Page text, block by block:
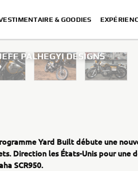
& GOODIES
PALHEGYI DESIGNS
Yard Built débute une
Direction les États-Unis pour une
SCR950.